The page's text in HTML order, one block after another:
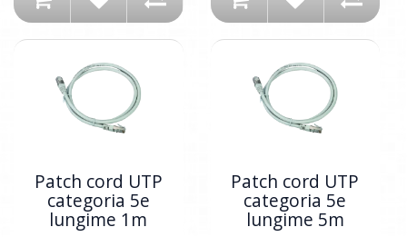
Patch cord UTP
categoria 5e
lungime 1m
Patch cord UTP
categoria 5e
lungime 5m